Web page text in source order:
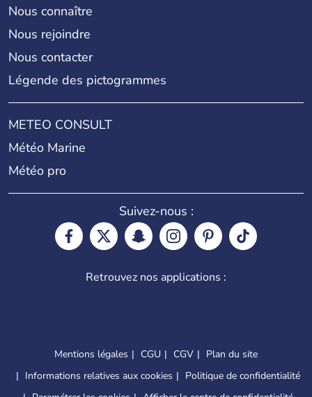
Nous connaître
Nous rejoindre
Nous contacter
Légende des pictogrammes
METEO CONSULT
Météo Marine
Météo pro
Suivez-nous :
Retrouvez nos applications :
Mentions légales CGU CGV
Plan du site
Informations relatives aux cookies
Politique de confidentialité